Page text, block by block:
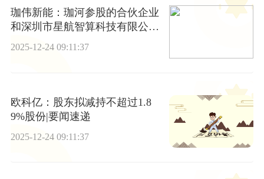
珈伟新能：珈河参股的合伙企业
和深圳市星航智算科技有限公司
共同成立新公司只投资新能源电
2025-12-24 09:11:37
欧科亿：股东拟减持不超过1.8
9%股份|要闻速递
2025-12-24 09:11:37